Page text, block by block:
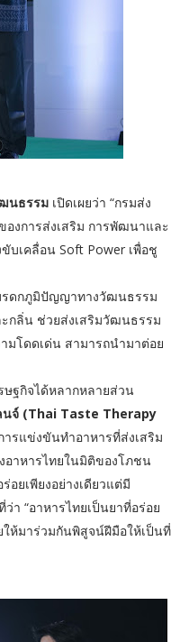
นธรรมเปิดเผยว่า “กรมส่ง
งการส่งเสริม การพัฒนาและ
เคลื่อน Soft Power เพื่อชู
รดกภูมิปัญญาทางวัฒนธรรม
กลิ่น ช่วยส่งเสริมวัฒนธรรม
มโดดเด่น สามารถนำมาต่อย
ษฐกิจได้หลากหลายส่วน
ลนจ์ (Thai Taste Therapy
ารแข่งขันทำอาหารที่ส่งเสริม
อาหารไทยในมิติของโภชน
อยเพียงอย่างเดียวแต่มี
“อาหารไทยเป็นยาที่อร่อย
ห้มาร่วมกันพิสูจน์ฝีมือให้เป็นที่